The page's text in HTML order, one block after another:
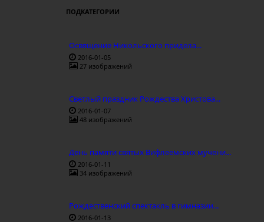
ПОДКАТЕГОРИИ
Освящение Никольского придела...
2016-01-05
27 изображений
Светлый праздник Рождества Христова...
2016-01-07
48 изображений
День памяти святых Вифлеемских мучени...
2016-01-11
34 изображений
Рождественский спектакль в гимназии...
2016-01-13